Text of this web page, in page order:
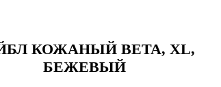
КОЖАНЫЙ BETA, XL,
БЕЖЕВЫЙ